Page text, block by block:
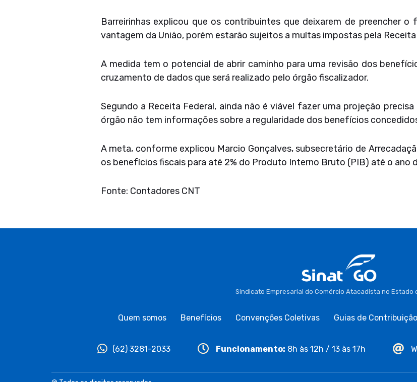
Barreirinhas explicou que os contribuintes que deixarem de preencher
vantagem da União, porém estarão sujeitos a multas impostas pela
A medida tem o potencial de abrir caminho para uma revisão dos
cruzamento de dados que será realizado pelo órgão fiscalizador.
Segundo a Receita Federal, ainda não é viável fazer uma projeção
órgão não tem informações sobre a regularidade dos benefícios
A meta, conforme explicou Marcio Gonçalves, subsecretário de
os benefícios fiscais para até 2% do Produto Interno Bruto (PIB) até o ano
Fonte: Contadores CNT
Sindicato Empresarial do Comércio Atacadista no Estado
Quem somos Benefícios Convenções Coletivas Guias de Contribuição
(62) 3281-2033 Funcionamento: 8h às 12h / 13 às 17h